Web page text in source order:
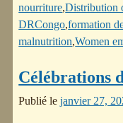
nourriture,Distribution
DRCongo,formation
malnutrition,Women
Célébrations
Publié lejanvier 27,